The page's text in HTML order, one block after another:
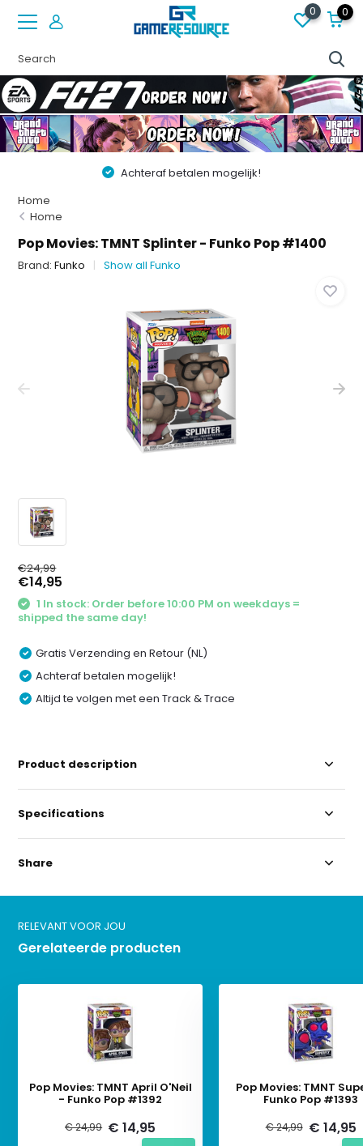
0 0
Achteraf betalen mogelijk!
Home
Home
Pop Movies: TMNT Splinter - Funko Pop #1400
Brand:Funko Show all Funko
€24,99
€14,95
1 In stock: Order before 10:00 PM on weekdays =
shipped the same day!
Gratis Verzending en Retour (NL)
Achteraf betalen mogelijk!
Altijd te volgen met een Track & Trace
Product description
Specifications
Share
RELEVANT VOOR JOU
Gerelateerde producten
Pop Movies: TMNT April O'Neil
- Funko Pop #1392
€ 24,99 € 14,95
Pop Movies: TMNT
Funko Pop #1393
€ 24,99 € 14,95